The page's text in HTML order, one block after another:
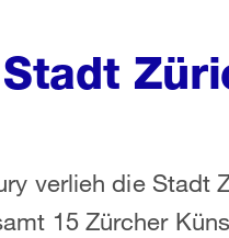
verlieh die Stadt
15 Zürcher